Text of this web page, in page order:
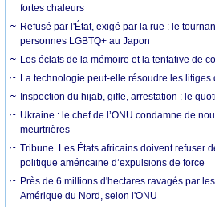
fortes chaleurs
Refusé par l'État, exigé par la rue : le
personnes LGBTQ+ au Japon
Les éclats de la mémoire et la tentative de
La technologie peut-elle résoudre les litiges
Inspection du hijab, gifle, arrestation : le
Ukraine : le chef de l’ONU condamne de
meurtrières
Tribune. Les États africains doivent refuser
politique américaine d’expulsions de force
Près de 6 millions d'hectares ravagés par
Amérique du Nord, selon l'ONU